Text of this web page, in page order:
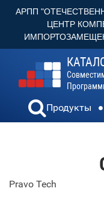
АРПП
ЦЕНТР
Продукты
Pravo Tech